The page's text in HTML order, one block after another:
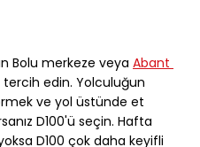
Bolu merkeze veya Abant
edin. Yolculuğun
ve yol üstünde et
D100'ü seçin. Hafta
D100 çok daha keyifli